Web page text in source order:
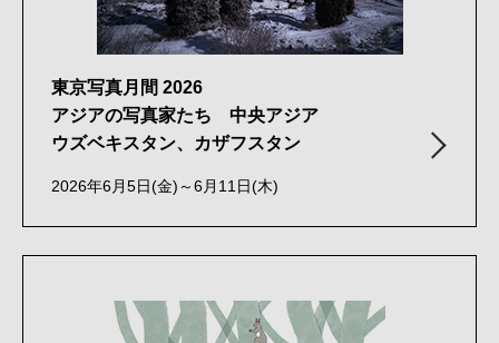
東京写真月間 2026
アジアの写真家たち 中央アジア
ウズベキスタン、カザフスタン
2026年6月5日(金)～6月11日(木)